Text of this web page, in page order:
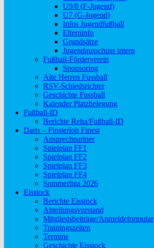
U9/8 (F-Jugend)
U7 (G-Jugend)
Infos Jugendfußball
Elterninfo
Grundsätze
Jugendausschuss intern
Fußball-Förderverein
Sponsoring
Alte Herren Fussball
RSV-Schiedsrichter
Geschichte Fussball
Kalender Platzbelegung
Fußball-ID
Berichte Reha/Fußball-ID
Darts – Finsterloh Finest
Ansprechpartner
Spielplan FF1
Spielplan FF2
Spielplan FF3
Spielplan FF4
Sommerliga 2026
Eisstock
Berichte Eisstock
Abteilungsvorstand
Mitgliedsbeiträge/Anmeldeformular
Trainingszeiten
Termine
Geschichte Eisstock